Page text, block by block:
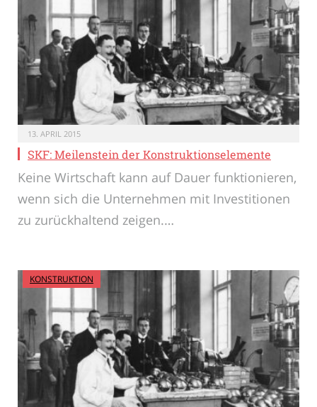
13. APRIL 2015
SKF: Meilenstein der Konstruktionselemente
Keine Wirtschaft kann auf Dauer funktionieren,
wenn sich die Unternehmen mit Investitionen
zu zurückhaltend zeigen.…
KONSTRUKTION